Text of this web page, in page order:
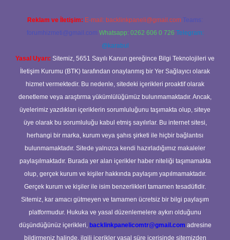
Reklam ve İletişim: E-mail: backlinkpaneli@gmail.com Teams:
forumhizmeti@gmail.com Whatsapp: 0262 606 0 726 Telegram:
@karabul
Yasal Uyarı: Sitemiz, 5651 Sayılı Kanun gereğince Bilgi Teknolojileri ve
İletişim Kurumu (BTK) tarafından onaylanmış bir Yer Sağlayıcı olarak
hizmet vermektedir. Bu nedenle, sitedeki içerikleri proaktif olarak
denetleme veya araştırma yükümlülüğümüz bulunmamaktadır. Ancak,
üyelerimiz yazdıkları içeriklerin sorumluluğunu taşımakta olup, siteye
üye olarak bu sorumluluğu kabul etmiş sayılırlar. Bu internet sitesi,
herhangi bir marka, kurum veya şahıs şirketi ile hiçbir bağlantısı
bulunmamaktadır. Sitede yalnızca kendi hazırladığımız makaleler
paylaşılmaktadır. Burada yer alan içerikler haber niteliği taşımamakta
olup, gerçek kurum ve kişiler hakkında paylaşım yapılmamaktadır.
Gerçek kurum ve kişiler ile isim benzerlikleri tamamen tesadüfidir.
Sitemiz, kar amacı gütmeyen ve tamamen ücretsiz bir bilgi paylaşım
platformudur. Hukuka ve yasal düzenlemelere aykırı olduğunu
düşündüğünüz içerikleri, backlinkpanelicomtr@gmail.com adresine
bildirmeniz halinde, ilgili içerikler yasal süre içerisinde sitemizden